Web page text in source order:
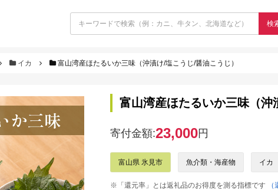
検
イカ 富山湾産ほたるいか三味（沖漬け/塩こうじ/醤油こうじ）
富山湾産ほたるいか三味（沖
寄付金額:23,000円
富山県 氷見市 魚介類・海産物 イカ
※「還元率」とは返礼品のお得度を測る指標です